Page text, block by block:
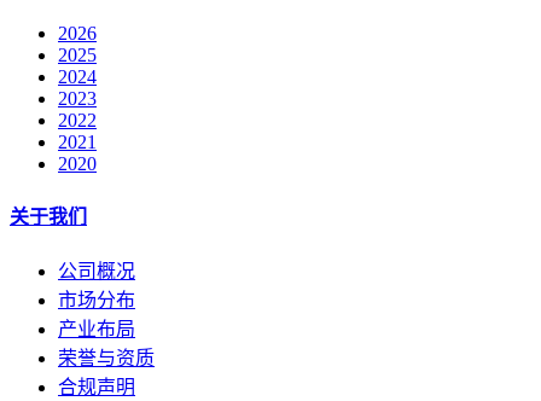
2026
2025
2024
2023
2022
2021
2020
关于我们
公司概况
市场分布
产业布局
荣誉与资质
合规声明